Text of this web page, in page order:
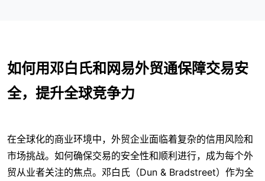
如何用邓白氏和网易外贸通保障交易安
全，提升全球竞争力
在全球化的商业环境中，外贸企业面临着复杂的信用风险和
市场挑战。如何确保交易的安全性和顺利进行，成为每个外
贸从业者关注的焦点。邓白氏（Dun & Bradstreet）作为全